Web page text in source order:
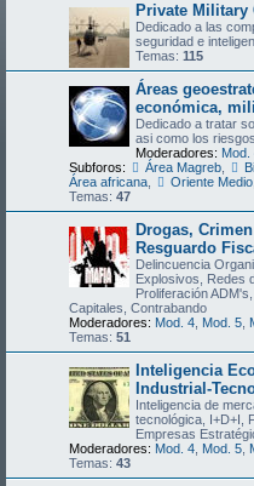
Private Military
Dedicado a las
seguridad e
Temas: 115
Áreas
económica,
Dedicado a tratar
asi como los
Moderadores: Mod.
Subforos:
Área Magreb,
Área africana
Oriente Medio,
Temas: 47
Drogas,
Resguardo
Delincuencia
Explosivos, Redes
Proliferación
Capitales, Contrabando
Moderadores: Mod. 4 Mod. 5
Temas: 51
Inteligencia
Industrial-
Inteligencia de
tecnológica, I+D+I,
Empresas
Moderadores: Mod. 4 Mod. 5
Temas: 43